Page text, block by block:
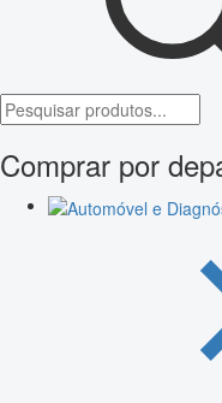
Comprar por